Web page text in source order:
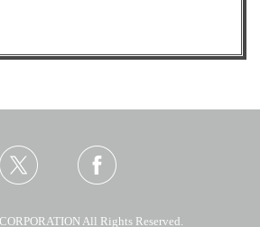
All Rights Reserved.